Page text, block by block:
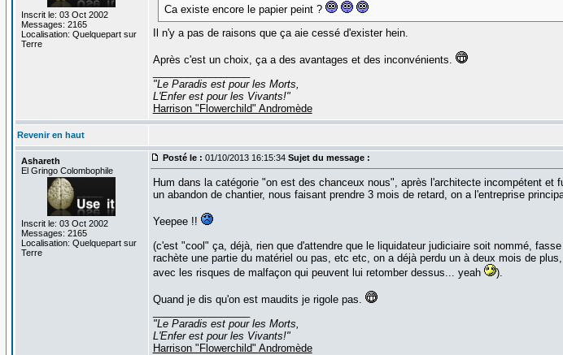
Inscrit le: 03 Oct 2002
Messages: 2165
Localisation: Quelquepart sur
Terre
Ca existe encore le papier peint ?
Il n'y a pas de raisons que ça aie cessé d'exister hein.
Après c'est un choix, ça a des avantages et des inconvénients.
"Le Paradis est pour les Morts,
L'Enfer est pour les Vivants!"
Harrison "Flowerchild" Andromède
Revenir en haut
Ashareth
El Gringo Colombophile
Inscrit le: 03 Oct 2002
Messages: 2165
Localisation: Quelquepart sur
Terre
Posté le : 01/10/2013 16:15:34 Sujet du message :
Hum dans la catégorie "on est des chanceux nous", après l'architecte incompétent
un abandon de chantier, nous faisant prendre 3 mois de retard, on a l'entreprise
Yeepee !!
(c'est "cool" ça, déjà, rien que d'attendre que le liquidateur judiciaire soit nommé,
rachète une partie du matériel ou pas, etc etc, on a déjà perdu un à deux mois de
avec les risques de malfaçon qui peuvent lui retomber dessus... yeah
).
Quand je dis qu'on est maudits je rigole pas.
"Le Paradis est pour les Morts,
L'Enfer est pour les Vivants!"
Harrison "Flowerchild" Andromède